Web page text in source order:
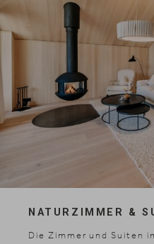
NATURZIMMER &
Die Zimmer und Suiten